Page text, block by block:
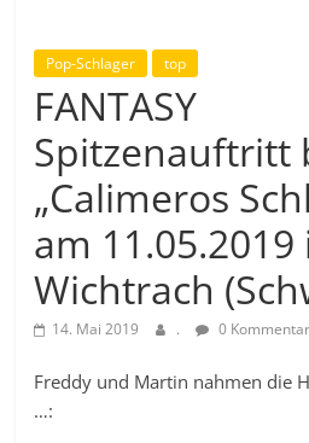
Pop-Schlager top
FANTASY
Spitzenauftritt
„Calimeros
am 11.05.2019
Wichtrach
14. Mai 2019 . 0
Freddy und Martin nahmen die
…: